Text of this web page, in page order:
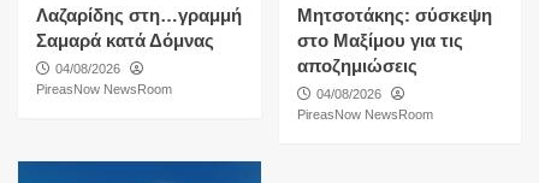
Λαζαρίδης στη…γραμμή
Σαμαρά κατά Δόμνας
04/08/2026
PireasNow NewsRoom
Μητσοτάκης: σύσκεψη
στο Μαξίμου για τις
αποζημιώσεις
04/08/2026
PireasNow NewsRoom